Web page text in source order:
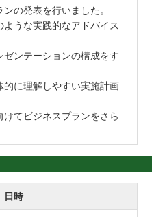
の発表を行いました。
うな実践的なアドバイス
ゼンテーションの構成をす
的に理解しやすい実施計画
てビジネスプランをさら
日時